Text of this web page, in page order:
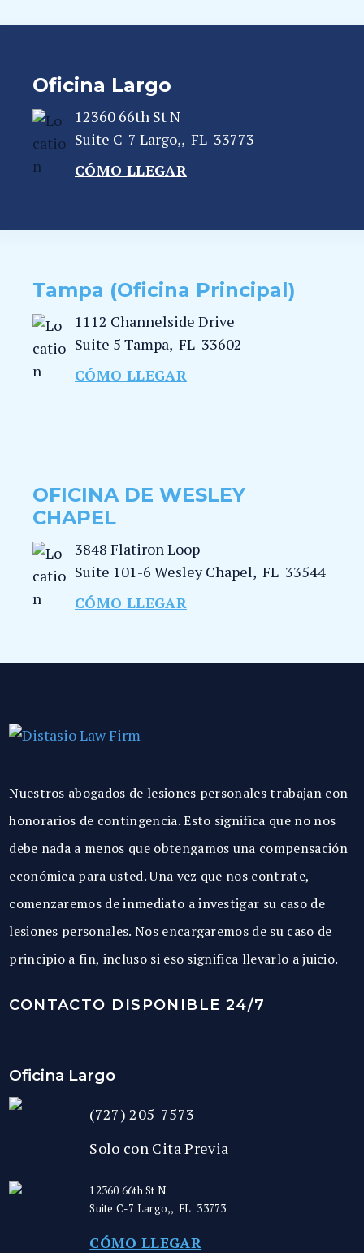
Oficina Largo
12360 66th St N
Suite C-7 Largo,, FL 33773
CÓMO LLEGAR
Tampa (Oficina Principal)
1112 Channelside Drive
Suite 5 Tampa, FL 33602
CÓMO LLEGAR
OFICINA DE WESLEY
CHAPEL
3848 Flatiron Loop
Suite 101-6 Wesley Chapel, FL 33544
CÓMO LLEGAR
Nuestros abogados de lesiones personales trabajan con
honorarios de contingencia. Esto significa que no nos
debe nada a menos que obtengamos una compensación
económica para usted. Una vez que nos contrate,
comenzaremos de inmediato a investigar su caso de
lesiones personales. Nos encargaremos de su caso de
principio a fin, incluso si eso significa llevarlo a juicio.
CONTACTO DISPONIBLE 24/7
Oficina Largo
(727) 205-7573
Solo con Cita Previa
12360 66th St N
Suite C-7 Largo,, FL 33773
CÓMO LLEGAR